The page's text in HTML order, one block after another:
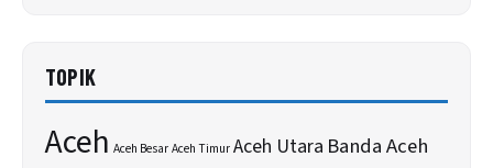
TOPIK
Aceh Aceh BesarAceh TimurAceh Utara Banda Aceh